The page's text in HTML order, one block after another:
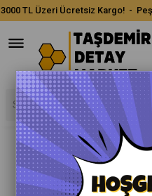
3000 TL Üzeri Ücretsiz Kargo! -